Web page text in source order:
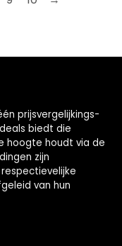
prijsvergelijkings-
biedt die
hoogte houdt via de
zijn
van hun